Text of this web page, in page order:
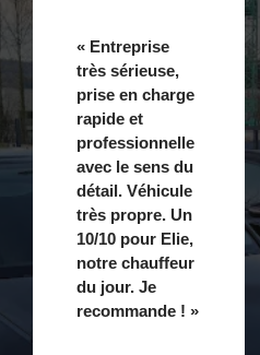
« Entreprise
très sérieuse,
prise en charge
rapide et
professionnelle
avec le sens du
détail. Véhicule
très propre. Un
10/10 pour Elie,
notre chauffeur
du jour. Je
recommande ! »